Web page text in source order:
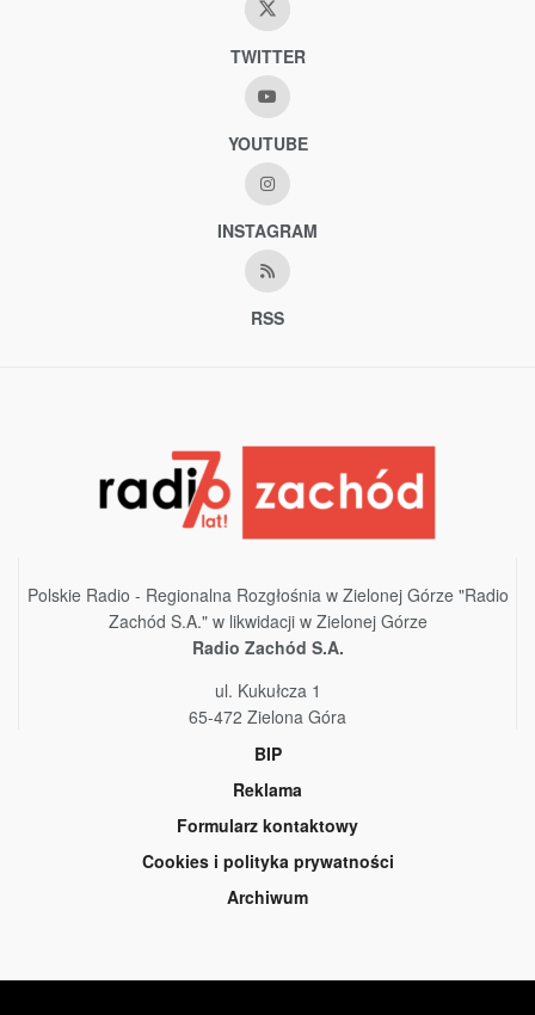
TWITTER
YOUTUBE
INSTAGRAM
RSS
Polskie Radio - Regionalna Rozgłośnia w Zielonej Górze "Radio
Zachód S.A." w likwidacji w Zielonej Górze
Radio Zachód S.A.
ul. Kukułcza 1
65-472 Zielona Góra
BIP
Reklama
Formularz kontaktowy
Cookies i polityka prywatności
Archiwum